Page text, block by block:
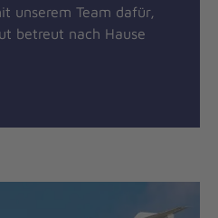
unserem Team dafür,
betreut nach Hause